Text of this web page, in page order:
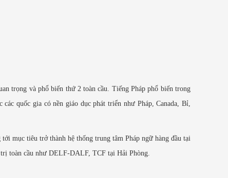
trọng và phổ biến thứ 2 toàn cầu. Tiếng Pháp phổ biến trong
quốc gia có nền giáo dục phát triển như Pháp, Canada, Bỉ,
mục tiêu trở thành hệ thống trung tâm Pháp ngữ hàng đầu tại
toàn cầu như DELF-DALF, TCF tại Hải Phòng.